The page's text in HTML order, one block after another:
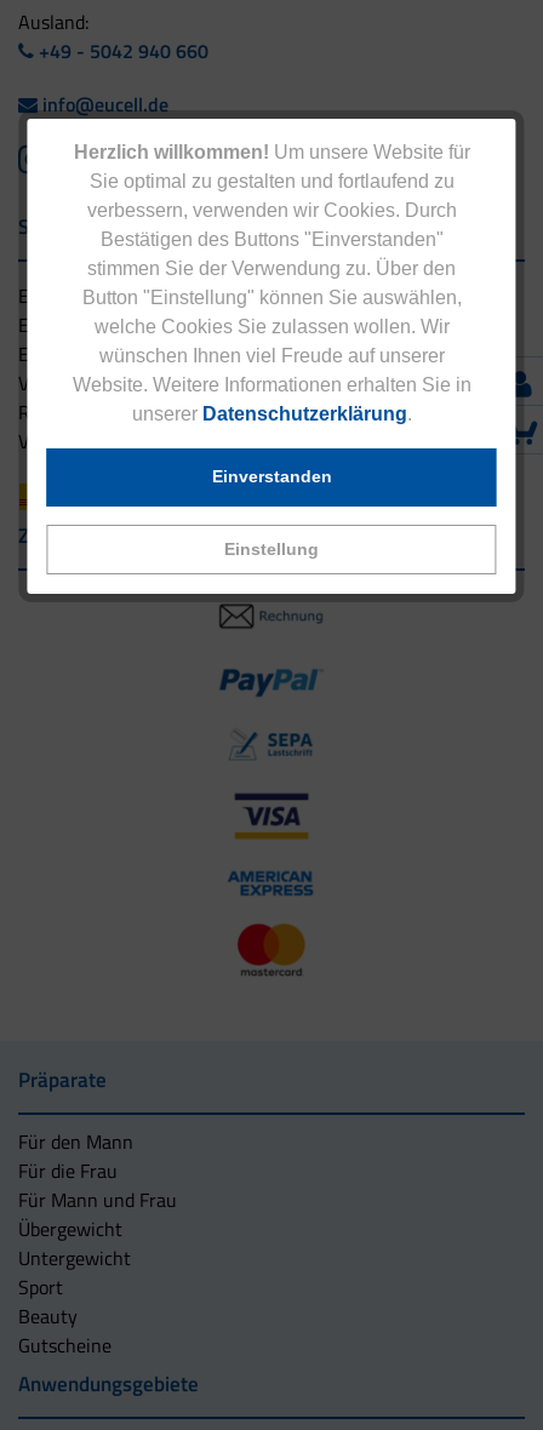
Herzlich willkommen! Um unsere Website für
Sie optimal zu gestalten und fortlaufend zu
verbessern, verwenden wir Cookies. Durch
Bestätigen des Buttons "Einverstanden"
stimmen Sie der Verwendung zu. Über den
Button "Einstellung" können Sie auswählen,
welche Cookies Sie zulassen wollen. Wir
wünschen Ihnen viel Freude auf unserer
Website. Weitere Informationen erhalten Sie in
unserer Datenschutzerklärung.
Einstellung
Einverstanden
Ausland:
+49 - 5042 940 660
info@eucell.de
Service & Versand
Eucell Gesundheitsservice
Eucell Ernährungscoach
Eucell Fitness Coach
Versandbedingungen
Rücksendung
Versandpartner innerhalb Deutschlands
Zahlungsarten
Präparate
Für den Mann
Für die Frau
Für Mann und Frau
Übergewicht
Untergewicht
Sport
Beauty
Gutscheine
Anwendungsgebiete